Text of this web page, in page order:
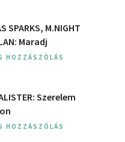
SPARKS, M.NIGHT
Maradj
HOZZÁSZÓLÁS
Szerelem
HOZZÁSZÓLÁS